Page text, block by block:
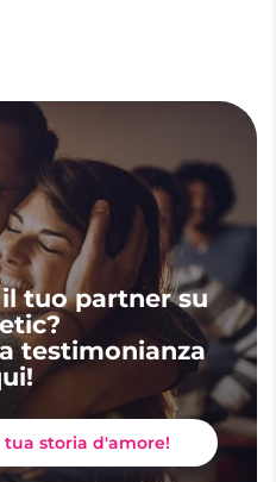
tuo partner su
testimonianza
tua storia d'amore!